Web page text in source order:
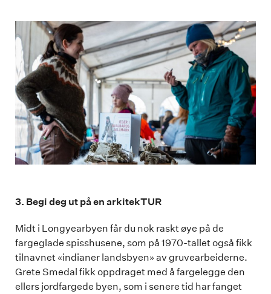
3. Begi deg ut på en arkitekTUR
Midt i Longyearbyen får du nok raskt øye på de
fargeglade spisshusene, som på 1970-tallet også fikk
tilnavnet «indianer landsbyen» av gruvearbeiderne.
Grete Smedal fikk oppdraget med å fargelegge den
ellers jordfargede byen, som i senere tid har fanget